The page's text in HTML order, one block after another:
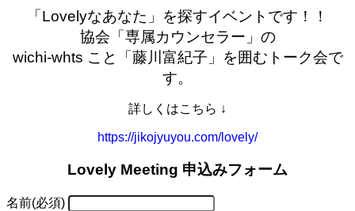
「Lovelyなあなた」を探すイベントです！！
協会「専属カウンセラー」の
wichi-whts こと「藤川富紀子」を囲むトーク会で
す。
詳しくはこちら ↓
https://jikojyuyou.com/lovely/
Lovely Meeting 申込みフォーム
名前(必須)